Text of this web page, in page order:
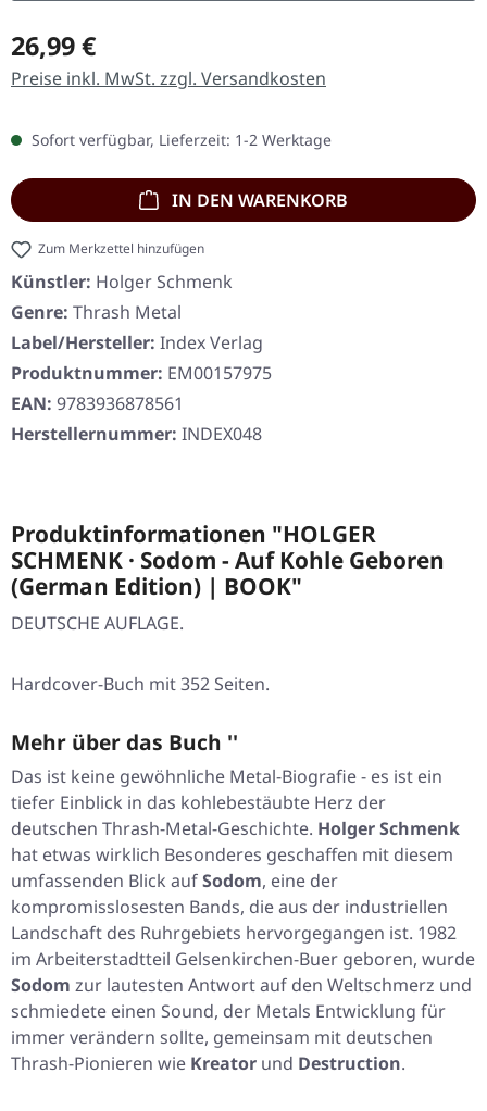
Regulärer Preis:
26,99 €
Preise inkl. MwSt. zzgl. Versandkosten
Sofort verfügbar, Lieferzeit: 1-2 Werktage
IN DEN WARENKORB
Zum Merkzettel hinzufügen
Künstler: Holger Schmenk
Genre: Thrash Metal
Label/Hersteller: Index Verlag
Produktnummer: EM00157975
EAN: 9783936878561
Herstellernummer: INDEX048
Produktinformationen "HOLGER
SCHMENK · Sodom - Auf Kohle Geboren
(German Edition) | BOOK"
DEUTSCHE AUFLAGE.
Hardcover-Buch mit 352 Seiten.
Mehr über das Buch ''
Das ist keine gewöhnliche Metal-Biografie - es ist ein
tiefer Einblick in das kohlebestäubte Herz der
deutschen Thrash-Metal-Geschichte. Holger Schmenk
hat etwas wirklich Besonderes geschaffen mit diesem
umfassenden Blick aufSodom, eine der
kompromisslosesten Bands, die aus der industriellen
Landschaft des Ruhrgebiets hervorgegangen ist. 1982
im Arbeiterstadtteil Gelsenkirchen-Buer geboren, wurde
Sodom zur lautesten Antwort auf den Weltschmerz und
schmiedete einen Sound, der Metals Entwicklung für
immer verändern sollte, gemeinsam mit deutschen
Thrash-Pionieren wie Kreator und Destruction.